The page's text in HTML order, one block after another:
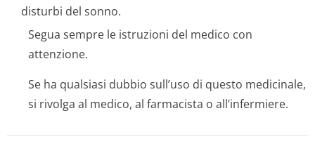
disturbi del sonno.
Segua sempre le istruzioni del medico con
attenzione.
Se ha qualsiasi dubbio sull’uso di questo medicinale,
si rivolga al medico, al farmacista o all’infermiere.